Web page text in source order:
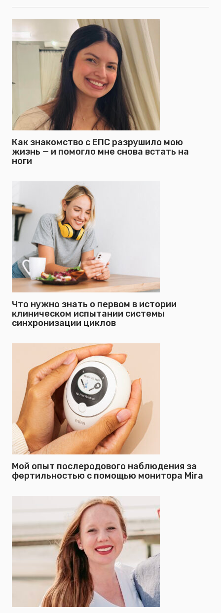
Как знакомство с ЕПС разрушило мою
жизнь — и помогло мне снова встать на
ноги
Что нужно знать о первом в истории
клиническом испытании системы
синхронизации циклов
Мой опыт послеродового наблюдения за
фертильностью с помощью монитора Mira